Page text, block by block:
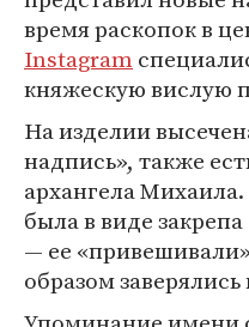
время раскопок в
Instagram
княжескую вислую
На изделии
надпись», также
архангела Михаила.
была в виде
— ее
образом